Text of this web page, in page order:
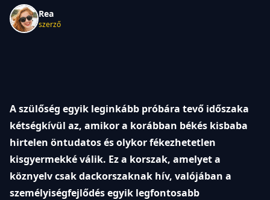
Rea
szerző
A szülőség egyik leginkább próbára tevő időszaka
kétségkívül az, amikor a korábban békés kisbaba
hirtelen öntudatos és olykor fékezhetetlen
kisgyermekké válik. Ez a korszak, amelyet a
köznyelv csak dackorszaknak hív, valójában a
személyiségfejlődés egyik legfontosabb